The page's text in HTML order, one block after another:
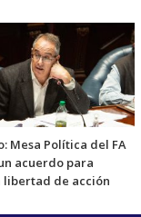
Mesa Política del FA
acuerdo para
de acción